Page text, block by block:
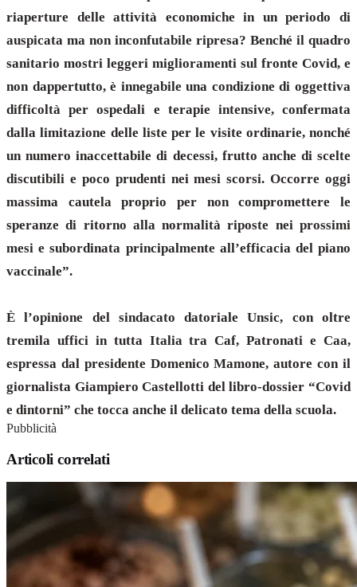
riaperture delle attività economiche in un periodo di
auspicata ma non inconfutabile ripresa? Benché il quadro
sanitario mostri leggeri miglioramenti sul fronte Covid, e
non dappertutto, è innegabile una condizione di oggettiva
difficoltà per ospedali e terapie intensive, confermata
dalla limitazione delle liste per le visite ordinarie, nonché
un numero inaccettabile di decessi, frutto anche di scelte
discutibili e poco prudenti nei mesi scorsi. Occorre oggi
massima cautela proprio per non compromettere le
speranze di ritorno alla normalità riposte nei prossimi
mesi e subordinata principalmente all’efficacia del piano
vaccinale”.
È l’opinione del sindacato datoriale Unsic, con oltre
tremila uffici in tutta Italia tra Caf, Patronati e Caa,
espressa dal presidente Domenico Mamone, autore con il
giornalista Giampiero Castellotti del libro-dossier “Covid
e dintorni” che tocca anche il delicato tema della scuola.
Pubblicità
Articoli correlati